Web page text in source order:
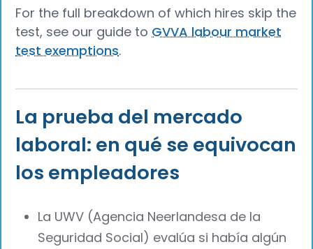
For the full breakdown of which hires skip the
test, see our guide to GVVA labour market
test exemptions.
La prueba del mercado
laboral: en qué se equivocan
los empleadores
La UWV (Agencia Neerlandesa de la
Seguridad Social) evalúa si había algún